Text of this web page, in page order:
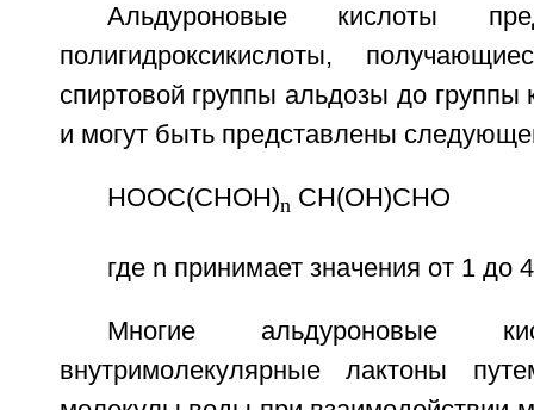
Альдуроновые кислоты
полигидроксикислоты,
спиртовой группы альдозы до группы
и могут быть представлены
НООС(СНОН)n CH(ОН)СНО
где n принимает значения от 1 до
Многие альдуроновые
внутримолекулярные лактоны